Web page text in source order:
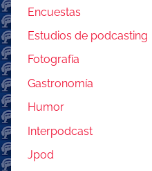
Encuestas
Estudios de podcasting
Fotografía
Gastronomía
Humor
Interpodcast
Jpod